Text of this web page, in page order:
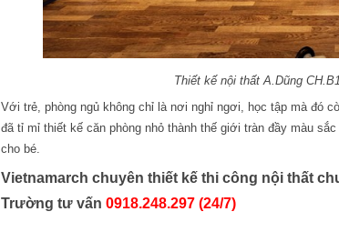
Thiết kế nội thất A.Dũng
Với trẻ, phòng ngủ không chỉ là nơi nghỉ ngơi, học tập mà đó
đã tỉ mỉ thiết kế căn phòng nhỏ thành thế giới tràn đầy màu
cho bé.
Vietnamarch chuyên thiết kế thi công nội thất
Trường tư vấn 0918.248.297 (24/7)